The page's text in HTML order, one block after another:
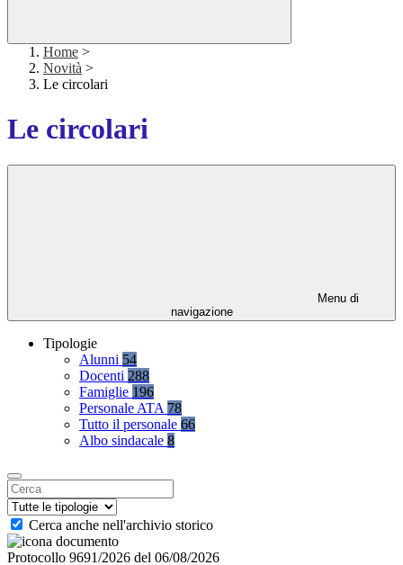
Home >
Novità >
Le circolari
Le circolari
Menu di
navigazione
Tipologie
Alunni 54
Docenti 288
Famiglie 196
Personale ATA 78
Tutto il personale 66
Albo sindacale 8
Cerca anche nell'archivio storico
Protocollo 9691/2026 del 06/08/2026